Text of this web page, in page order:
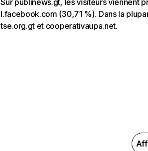
Sur publinews.gt, les visiteurs viennent
l.facebook.com (30,71 %). Dans la
tse.org.gt et cooperativaupa.net.